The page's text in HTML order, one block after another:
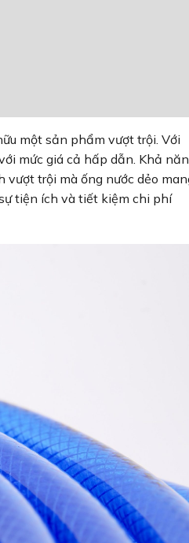
một sản phẩm vượt trội. Với
mức giá cả hấp dẫn. Khả
vượt trội mà ống nước dẻo
tiện ích và tiết kiệm chi phí